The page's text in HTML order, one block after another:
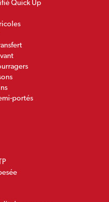
Quick Up
portés